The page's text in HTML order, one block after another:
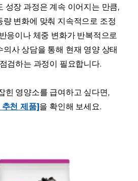
성장 과정은 계속 이어지는 만큼,
변화에 맞춰 지속적으로 조정
응이나 체중 변화가 반복적으로
사 상담을 통해 현재 영양 상태
검하는 과정이 필요합니다.
힌 영양소를 급여하고 싶다면,
천 제품]을 확인해 보세요.